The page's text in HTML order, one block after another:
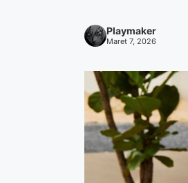
Playmaker
Maret 7, 2026